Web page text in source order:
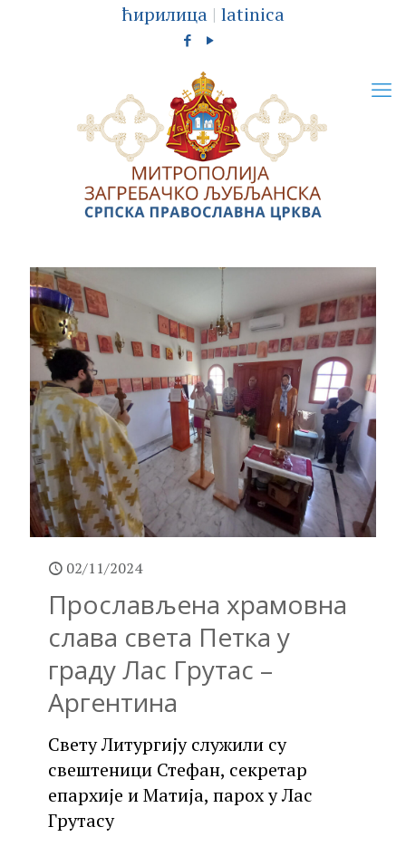
ћирилица | latinica
02/11/2024
Прослављена храмовна
слава света Петка у
граду Лас Грутас –
Аргентина
Свету Литургију служили су
свештеници Стефан, секретар
епархије и Матија, парох у Лас
Грутасу